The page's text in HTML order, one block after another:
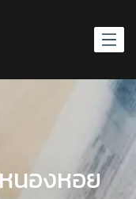
นองหอย